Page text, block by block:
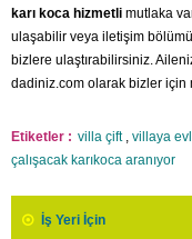
karı koca hizmetli mutlaka
ulaşabilir veya iletişim
bizlere ulaştırabilirsiniz.
dadiniz.com olarak bizler için
Etiketler : villa çift, villaya
çalışacak karıkoca aranıyor
İş Yeri İçin